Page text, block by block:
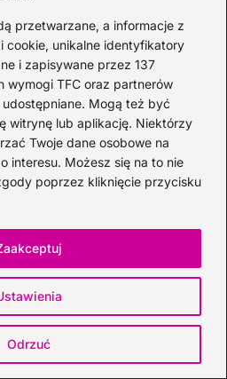
przetwarzane, a informacje z
cookie, unikalne identyfikatory
i zapisywane przez 137
wymogi TFC oraz partnerów
Mogą też być
witrynę lub aplikację. Niektórzy
Twoje dane osobowe na
interesu. Możesz się na to nie
poprzez kliknięcie przycisku
Odrzuć